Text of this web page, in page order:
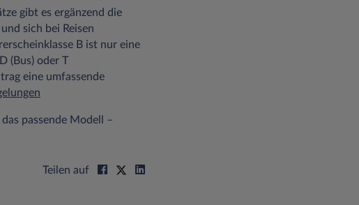
gibt es ergänzend die
sich bei Reisen
B ist nur eine
(Bus) oder T
eine umfassende
passende Modell –
Teilen auf